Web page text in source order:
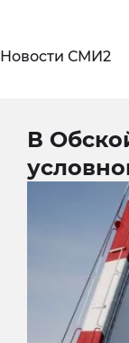
Новости СМИ2
В